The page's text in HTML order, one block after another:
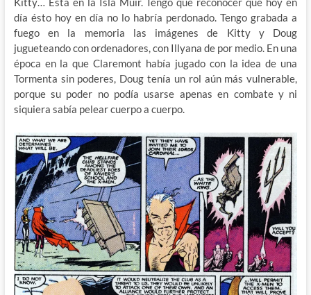
día ésto hoy en día no lo habría perdonado. Tengo grabada a
fuego en la memoria las imágenes de Kitty y Doug
jugueteando con ordenadores, con Illyana de por medio. En una
época en la que Claremont había jugado con la idea de una
Tormenta sin poderes, Doug tenía un rol aún más vulnerable,
porque su poder no podía usarse apenas en combate y ni
siquiera sabía pelear cuerpo a cuerpo.